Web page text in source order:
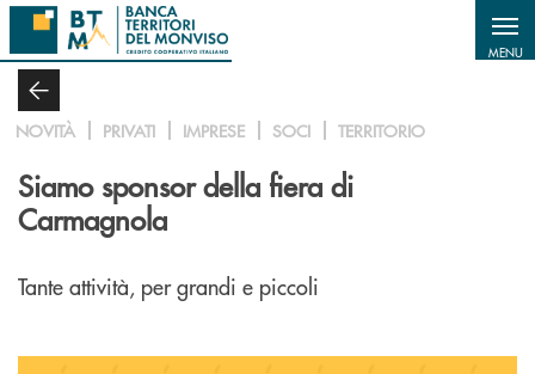
Salta al contenuto principale
MENU
NOVITÀ PRIVATI IMPRESE SOCI TERRITORIO
Siamo sponsor della fiera di
Carmagnola
Tante attività, per grandi e piccoli